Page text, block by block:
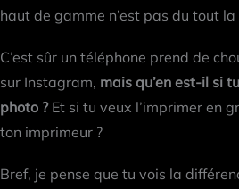
haut de gamme n’est pas du tout la
C’est sûr un téléphone prend de
sur Instagram, mais qu’en est-il si
photo ?Et si tu veux l’imprimer en
ton imprimeur ?
Bref, je pense que tu vois la